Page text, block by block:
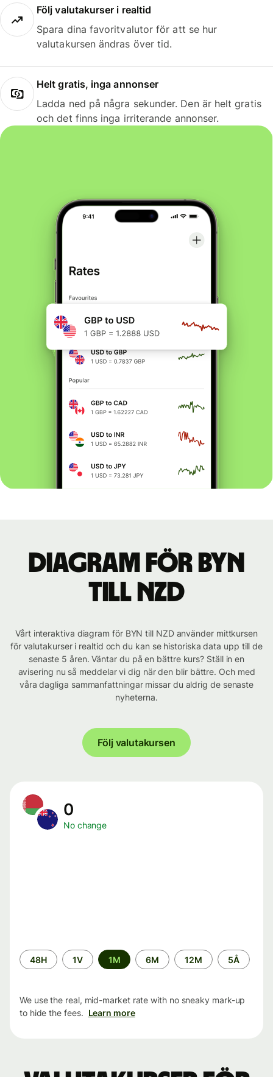
Följ valutakurser i realtid
Spara dina favoritvalutor för att se hur
valutakursen ändras över tid.
Helt gratis, inga annonser
Ladda ned på några sekunder. Den är helt gratis
och det finns inga irriterande annonser.
Diagram för BYN
till NZD
Vårt interaktiva diagram för BYN till NZD använder mittkursen
för valutakurser i realtid och du kan se historiska data upp till de
senaste 5 åren. Väntar du på en bättre kurs? Ställ in en
avisering nu så meddelar vi dig när den blir bättre. Och med
våra dagliga sammanfattningar missar du aldrig de senaste
nyheterna.
Följ valutakursen
0
No change
Time
period
48H 1V 1M 6M 12M 5Å
We use the real, mid-market rate with no sneaky mark-up
to hide the fees. Learn more